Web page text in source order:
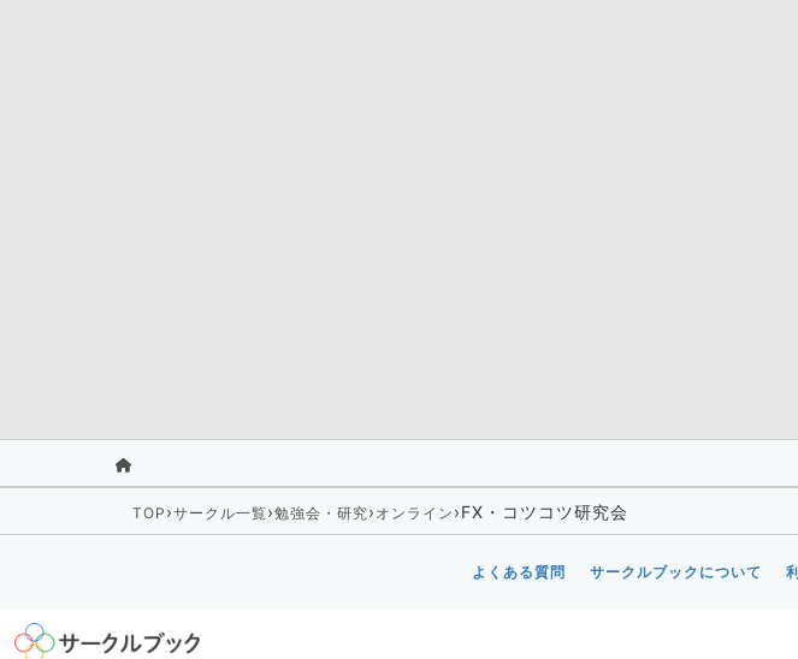
TOP ›サークル一覧›勉強会・研究› オンライン ›FX・コツコツ研究会
よくある質問 サークルブックについて